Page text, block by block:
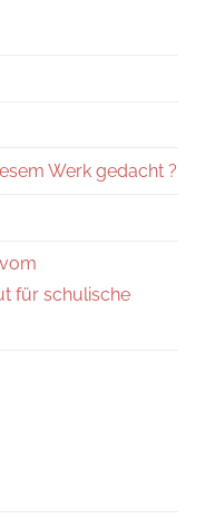
Werk gedacht ?
für schulische